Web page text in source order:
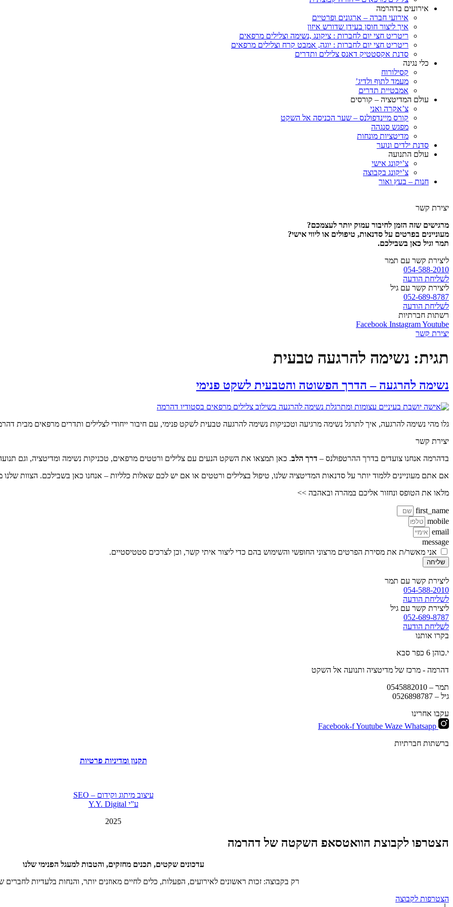
אירועים בדהרמה
אירועי חברה – ארגונים ופרטיים
איך ליצור חוסן בעידן שדורש איזון
ריטריט חצי יום לחברות : ציקונג ,נשימה וצלילים מרפאים
ריטריט חצי יום לחברות : יוגה, אמבט קרח וצלילים מרפאים
סדנת אקסטטיק דאנס צלילים ותדרים
כלי נגינה
קסילורוח
מעמד לתוף ולדיג’
אמבטיית תדרים
עולם המדיטציה – קורסים
צ’אקרה ואני
קורס מיינדפולנס – שער הכניסה אל השקט
מפגש סנגהה
מדיטציות מונחות
סדנת ילדים ונוער
עולם התנועה
צ’יקונג אישי
צ’יקונג בקבוצה
חנות – בעץ ואור
יצירת קשר
מרגישים שזה הזמן לחיבור עמוק יותר לעצמכם?
מעוניינים בפרטים על סדנאות, טיפולים או ליווי אישי?
תמר וגיל כאן בשבילכם.
ליצירת קשר עם תמר
054-588-2010
לשליחת הודעה
ליצירת קשר עם גיל
052-689-8787
לשליחת הודעה
רשתות חברתיות
Facebook InstagramYoutube
יצירת קשר
תגית: נשימה להרגעה טבעית
נשימה להרגעה – הדרך הפשוטה והטבעית לשקט פנימי
גלו מהי נשימה להרגעה, איך לתרגל נשימה מרגיעה וטכניקות נשימה להרגעה טבעית לשקט פנימי, עם חיבור ייחודי לצלילים ותדרים מרפאים מבית
יצירת קשר
בדהרמה אנחנו צועדים בדרך ההרטפולנס – דרך הלב. כאן תמצאו את השקט הנעים עם צלילים ורטטים מרפאים, טכניקות נשימה ומדיטציה, וגם
אם אתם מעוניינים ללמוד יותר על סדנאות המדיטציה שלנו, טיפול בצלילים ורטטים או אם יש לכם שאלות כלליות – אנחנו כאן בשבילכם. הצוות שלנו
מלאו את הטופס ונחזור אליכם במהרה ובאהבה >>
first_name
mobile
email
message
אני מאשר/ת את מסירת הפרטים מרצוני החופשי והשימוש בהם כדי ליצור איתי קשר, וכן לצרכים סטטיסטיים.
שליחה
ליצירת קשר עם תמר
054-588-2010
לשליחת הודעה
ליצירת קשר עם גיל
052-689-8787
לשליחת הודעה
בקרו אותנו
י.כוהן 6 כפר סבא
דהרמה - מרכז של מדיטציה ותנועה אל השקט
תמר – 0545882010
גיל – 0526898787
עקבו אחרינו
Facebook-fYoutube Waze Whatsapp
ברשתות חברתיות
תקנון ומדיניות פרטיות
עיצוב מיתוג וקידום – SEO
ע”י Y.Y. Digital
2025
הצטרפו לקבוצת הוואטסאפ השקטה של דהרמה
עדכונים שקטים, תכנים מחזקים, והטבות למעגל הפנימי שלנו
רק בקבוצה: זכות ראשונים לאירועים, הפעלות, כלים לחיים מאוזנים יותר, והנחות בלעדיות לחברים
הצטרפות לקבוצה